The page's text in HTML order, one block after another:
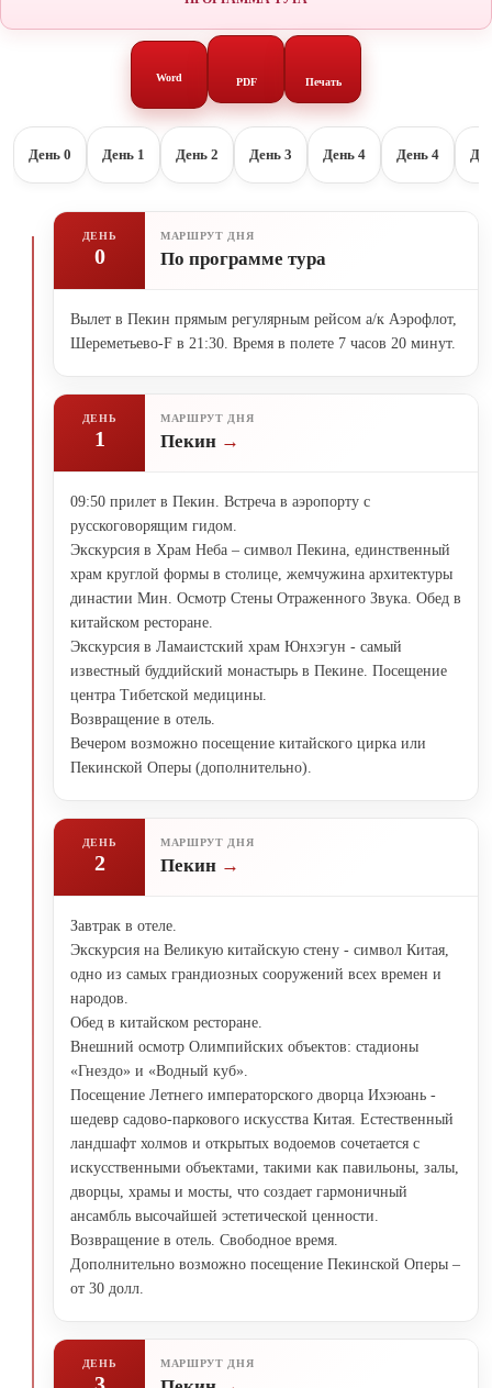
Word PDF Печать
День 0 День 1 День 2 День 3 День 4 День 4
ДЕНЬ
0
МАРШРУТ ДНЯ
По программе тура
Вылет в Пекин прямым регулярным рейсом а/к Аэрофлот,
Шереметьево-F в 21:30. Время в полете 7 часов 20 минут.
ДЕНЬ
1
МАРШРУТ ДНЯ
Пекин
09:50 прилет в Пекин. Встреча в аэропорту с
русскоговорящим гидом.
Экскурсия в Храм Неба – символ Пекина, единственный
храм круглой формы в столице, жемчужина архитектуры
династии Мин. Осмотр Стены Отраженного Звука. Обед в
китайском ресторане.
Экскурсия в Ламаистский храм Юнхэгун - самый
известный буддийский монастырь в Пекине. Посещение
центра Тибетской медицины.
Возвращение в отель.
Вечером возможно посещение китайского цирка или
Пекинской Оперы (дополнительно).
ДЕНЬ
2
МАРШРУТ ДНЯ
Пекин
Завтрак в отеле.
Экскурсия на Великую китайскую стену - символ Китая,
одно из самых грандиозных сооружений всех времен и
народов.
Обед в китайском ресторане.
Внешний осмотр Олимпийских объектов: стадионы
«Гнездо» и «Водный куб».
Посещение Летнего императорского дворца Ихэюань -
шедевр садово-паркового искусства Китая. Естественный
ландшафт холмов и открытых водоемов сочетается с
искусственными объектами, такими как павильоны, залы,
дворцы, храмы и мосты, что создает гармоничный
ансамбль высочайшей эстетической ценности.
Возвращение в отель. Свободное время.
Дополнительно возможно посещение Пекинской Оперы –
от 30 долл.
ДЕНЬ МАРШРУТ ДНЯ